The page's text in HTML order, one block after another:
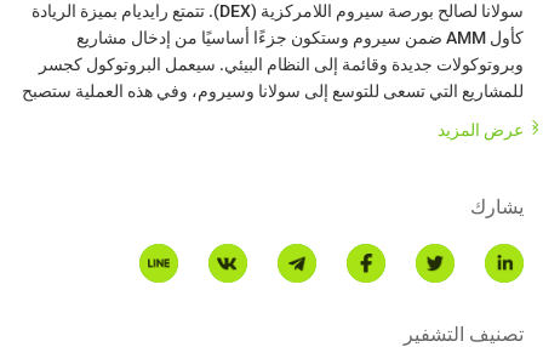
سولانا لصالح بورصة سيروم اللامركزية (DEX). تتمتع رايديام بميزة الريادة
كأول AMM ضمن سيروم وستكون جزءًا أساسيًا من إدخال مشاريع
وبروتوكولات جديدة وقائمة إلى النظام البيئي. سيعمل البروتوكول كجسر
للمشاريع التي تسعى للتوسع إلى سولانا وسيروم، وفي هذه العملية ستصبح
أوامر مركزي، مما يعني أن مزودي السيولة في رايديام يحصلون على
بين AMMs ومزودي السيولة على سيروم، مع الاستفادة من قوة سولانا
عرض المزيد
يشارك
تصنيف التشفير